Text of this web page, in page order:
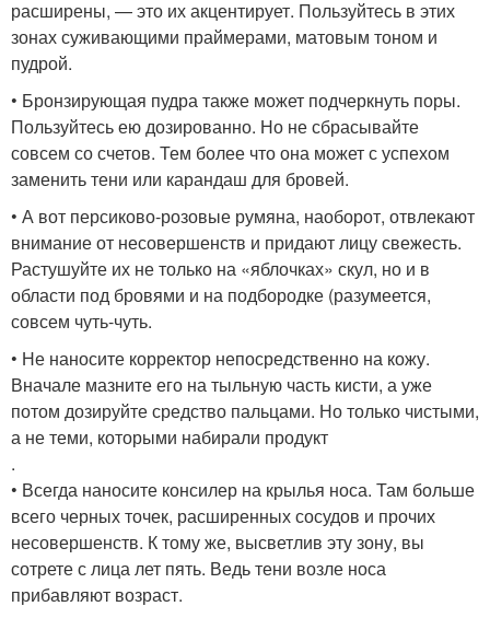
расширены, — это их акцентирует. Пользуйтесь в этих
зонах суживающими праймерами, матовым тоном и
пудрой.
• Бронзирующая пудра также может подчеркнуть поры.
Пользуйтесь ею дозированно. Но не сбрасывайте
совсем со счетов. Тем более что она может с успехом
заменить тени или карандаш для бровей.
• А вот персиково-розовые румяна, наоборот, отвлекают
внимание от несовершенств и придают лицу свежесть.
Растушуйте их не только на «яблочках» скул, но и в
области под бровями и на подбородке (разумеется,
совсем чуть-чуть.
• Не наносите корректор непосредственно на кожу.
Вначале мазните его на тыльную часть кисти, а уже
потом дозируйте средство пальцами. Но только чистыми,
а не теми, которыми набирали продукт
.
• Всегда наносите консилер на крылья носа. Там больше
всего черных точек, расширенных сосудов и прочих
несовершенств. К тому же, высветлив эту зону, вы
сотрете с лица лет пять. Ведь тени возле носа
прибавляют возраст.